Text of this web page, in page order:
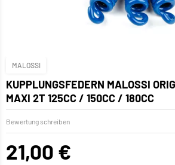
MALOSSI
KUPPLUNGSFEDERN MALOSSI
MAXI 2T 125CC / 150CC / 180CC
Bewertung schreiben
21,00 €